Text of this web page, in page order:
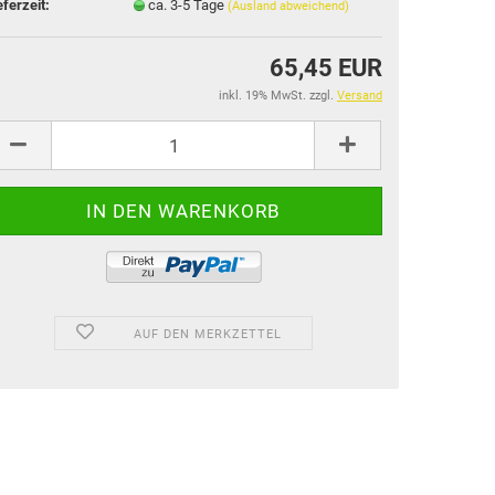
ca. 3-5 Tage (Ausland abweichend)
65,45 EUR
inkl. 19% MwSt. zzgl. Versand
AUF DEN MERKZETTEL